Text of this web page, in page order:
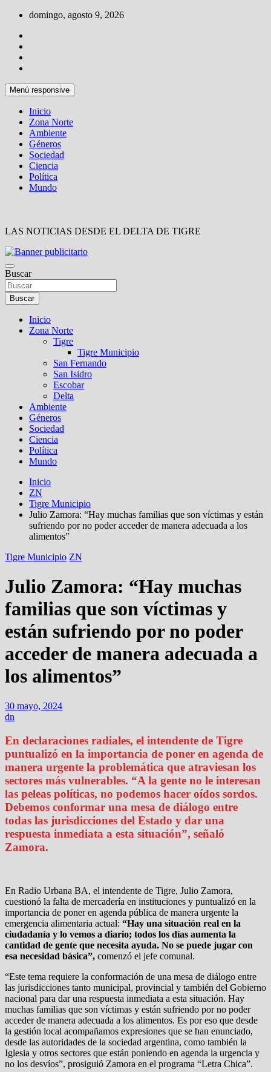
Saltar
contenido
domingo, agosto 9, 2026
Menú responsive
Inicio
Zona Norte
Ambiente
Géneros
Sociedad
Ciencia
Política
Mundo
LAS NOTICIAS DESDE EL DELTA DE TIGRE
Buscar
Buscar
Inicio
Zona Norte
Tigre
Tigre Municipio
San Fernando
San Isidro
Escobar
Delta
Ambiente
Géneros
Sociedad
Ciencia
Política
Mundo
Inicio
ZN
Tigre Municipio
Julio Zamora: “Hay muchas familias que son víctimas y están
sufriendo por no poder acceder de manera adecuada a los
alimentos”
Tigre Municipio ZN
Julio Zamora: “Hay muchas
familias que son víctimas y
están sufriendo por no poder
acceder de manera adecuada a
los alimentos”
30 mayo, 2024
dn
En declaraciones radiales, el intendente de Tigre
puntualizó en la importancia de poner en agenda de
manera urgente la problemática que atraviesan los
sectores más vulnerables. “A la gente no le interesan
las peleas políticas, no podemos hacer oídos sordos.
Debemos conformar una mesa de diálogo entre
todas las jurisdicciones del Estado y dar una
respuesta inmediata a esta situación”, señaló
Zamora.
En Radio Urbana BA, el intendente de Tigre, Julio Zamora,
cuestionó la falta de mercadería en instituciones y puntualizó en la
importancia de poner en agenda pública de manera urgente la
emergencia alimentaria actual: “Hay una situación real en la
ciudadanía y lo vemos a diario; todos los días aumenta la
cantidad de gente que necesita ayuda. No se puede jugar con
esa necesidad básica”, comenzó el jefe comunal.
“Este tema requiere la conformación de una mesa de diálogo entre
las jurisdicciones tanto municipal, provincial y también del Gobierno
nacional para dar una respuesta inmediata a esta situación. Hay
muchas familias que son víctimas y están sufriendo por no poder
acceder de manera adecuada a los alimentos. Es por eso que desde
la gestión local acompañamos expresiones que se han enunciado,
desde las autoridades de la sociedad argentina, como también la
Iglesia y otros sectores que están poniendo en agenda la urgencia y
no los desvíos”, prosiguió Zamora en el programa “Letra Chica”.